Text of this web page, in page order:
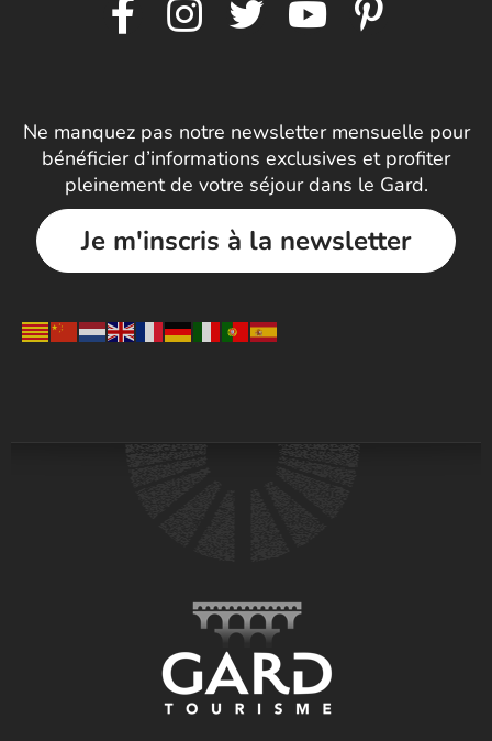
Ne manquez pas notre newsletter mensuelle pour
bénéficier d’informations exclusives et profiter
pleinement de votre séjour dans le Gard.
Je m'inscris à la newsletter